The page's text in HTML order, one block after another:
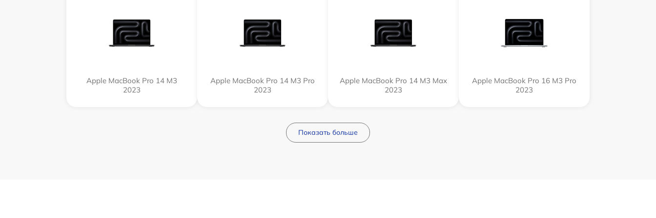
Apple MacBook Pro 14 M3
2023
Apple MacBook Pro 14 M3 Pro
2023
Apple MacBook Pro 14 M3 Max
2023
Apple MacBook Pro 16 M3 Pro
2023
Показать больше